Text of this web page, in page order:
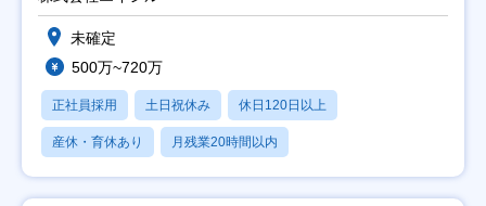
未確定
500万~720万
正社員採用 土日祝休み 休日120日以上
産休・育休あり 月残業20時間以内